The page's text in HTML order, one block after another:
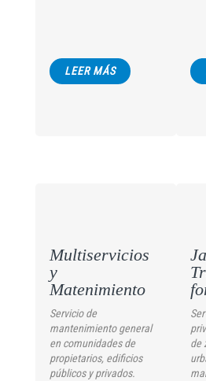
LEER MÁS
Multiservicios
y
Matenimiento
Servicio de
mantenimiento general
en comunidades de
propietarios, edificios
públicos y privados.
de